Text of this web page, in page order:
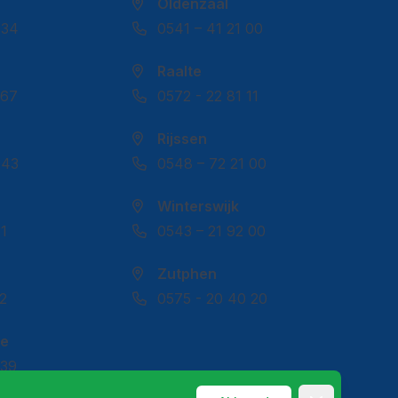
Oldenzaal
0541 – 41 21 00
Raalte
0572 - 22 81 11
Rijssen
0548 – 72 21 00
Winterswijk
0543 – 21 92 00
Zutphen
0575 - 20 40 20